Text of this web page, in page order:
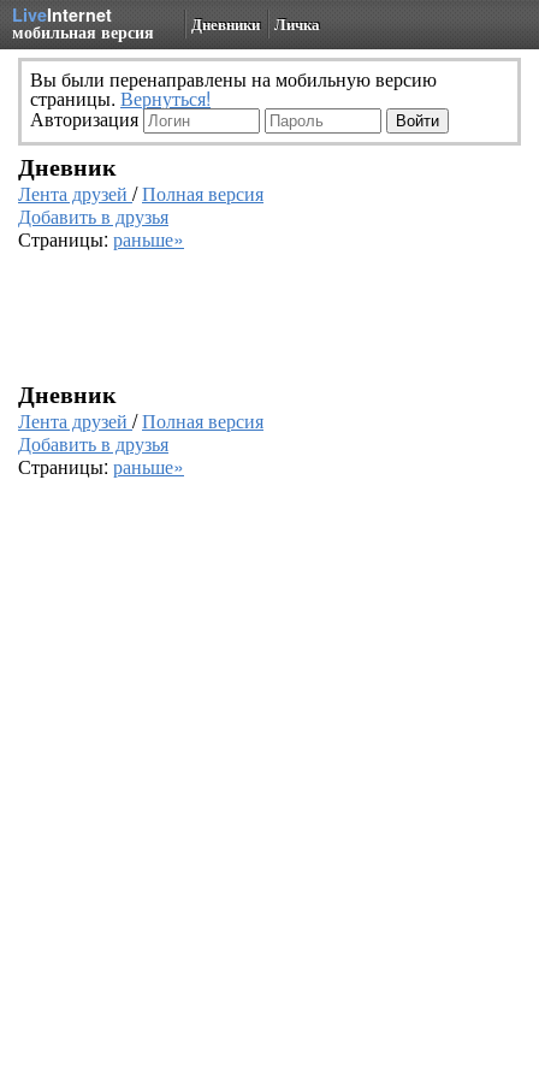
LiveInternet
мобильная версия Дневники Личка
Вы были перенаправлены на мобильную версию
страницы. Вернуться!
Авторизация
Дневник
Лента друзей /Полная версия
Добавить в друзья
Страницы: раньше»
Дневник
Лента друзей /Полная версия
Добавить в друзья
Страницы: раньше»